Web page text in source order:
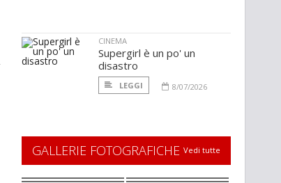
CINEMA
Supergirl è un po' un
disastro
LEGGI 8/07/2026
GALLERIE FOTOGRAFICHE Vedi tutte